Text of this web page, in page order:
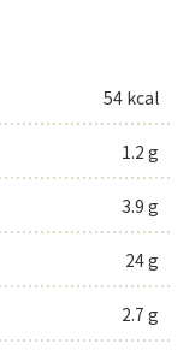
54 kcal
1.2 g
3.9 g
24 g
2.7 g